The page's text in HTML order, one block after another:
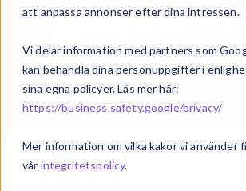
att anpassa annonser efter dina intressen.
Vi delar information med partners som
kan behandla dina personuppgifter i
sina egna policyer. Läs mer här:
https://business.safety.google/privacy/
Mer information om vilka kakor vi använder
vår integritetspolicy.
Vad är integration?
Systemintegration